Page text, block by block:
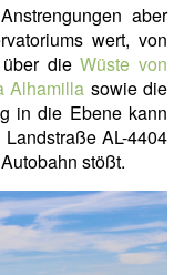
aber
wert, von
über dieWüste von
Alhamilla sowie die
in die Ebene kann
AL-4404
stößt.